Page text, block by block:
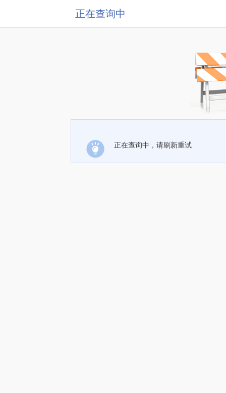
正在查询中
正在查询中，请刷新重试